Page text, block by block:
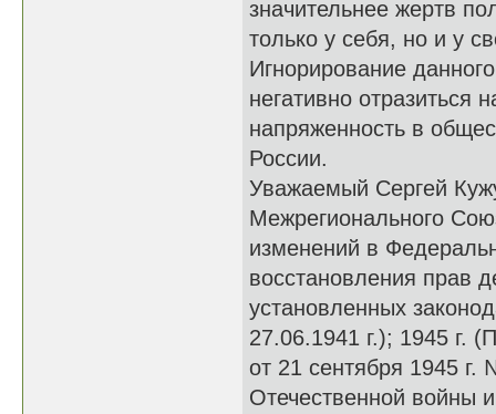
значительнее жертв
только у себя, но и у
Игнорирование
негативно отразиться
напряженность в
России.
Уважаемый Сергей
Межрегионального
изменений в
восстановления прав
установленных
27.06.1941 г.); 1945 г.
от 21 сентября 1945
Отечественной войны